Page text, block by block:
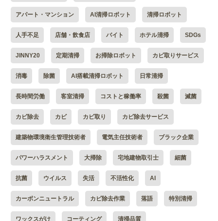
アパート・マンション AI清掃ロボット 清掃ロボット
人手不足 店舗・飲食店 バイト ホテル清掃 SDGs
JINNY20 定期清掃 お掃除ロボット カビ取りサービス
消毒 除菌 AI搭載清掃ロボット 日常清掃
長時間労働 客室清掃 コストと稼働率 殺菌 滅菌
カビ除去 カビ カビ取り カビ除去サービス
建築物環境衛生管理技術者 電気主任技術者 ブラック企業
パワーハラスメント 大掃除 宅地建物取引士 細菌
抗菌 ウイルス 失活 不活性化 AI
カーボンニュートラル カビ除去作業 落語 特別清掃
ワックスがけ コーティング 清掃品質